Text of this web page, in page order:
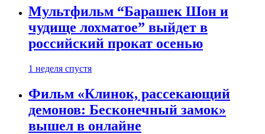
Мультфильм “Барашек Шон и
чудище лохматое” выйдет в
российский прокат осенью
1 неделя спустя
Фильм «Клинок, рассекающий
демонов: Бесконечный замок»
вышел в онлайне